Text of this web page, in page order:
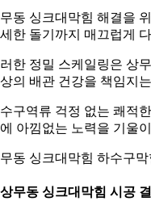
동 싱크대막힘 해결을
한 돌기까지 매끄럽게
한 정밀 스케일링은 상
의 배관 건강을 책임지
구역류 걱정 없는 쾌적
아낌없는 노력을 기울
동 싱크대막힘 하수구
무동 싱크대막힘 시공